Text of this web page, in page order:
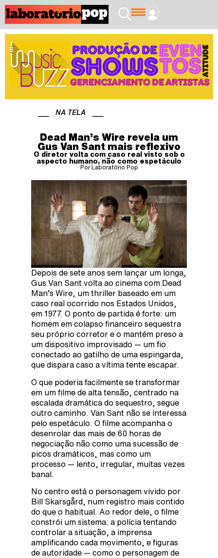
NA TELA
Dead Man’s Wire revela um
Gus Van Sant mais reflexivo
O diretor volta com caso real visto sob o
aspecto humano, não como espetáculo
Por Laboratório Pop
Depois de sete anos sem lançar um longa,
Gus Van Sant volta ao cinema com Dead
Man’s Wire, um thriller baseado em um
caso real ocorrido nos Estados Unidos,
em 1977. O ponto de partida é forte: um
homem em colapso financeiro sequestra
seu próprio corretor e o mantém preso a
um dispositivo improvisado — um fio
conectado ao gatilho de uma espingarda,
que dispara caso a vítima tente escapar.
O que poderia facilmente se transformar
em um filme de alta tensão, centrado na
escalada dramática do sequestro, segue
outro caminho. Van Sant não se interessa
pelo espetáculo. O filme acompanha o
desenrolar das mais de 60 horas de
negociação não como uma sucessão de
picos dramáticos, mas como um
processo — lento, irregular, muitas vezes
banal.
No centro está o personagem vivido por
Bill Skarsgård, num registro mais contido
do que o habitual. Ao redor dele, o filme
constrói um sistema: a polícia tentando
controlar a situação, a imprensa
amplificando cada movimento, e figuras
de autoridade — como o personagem de